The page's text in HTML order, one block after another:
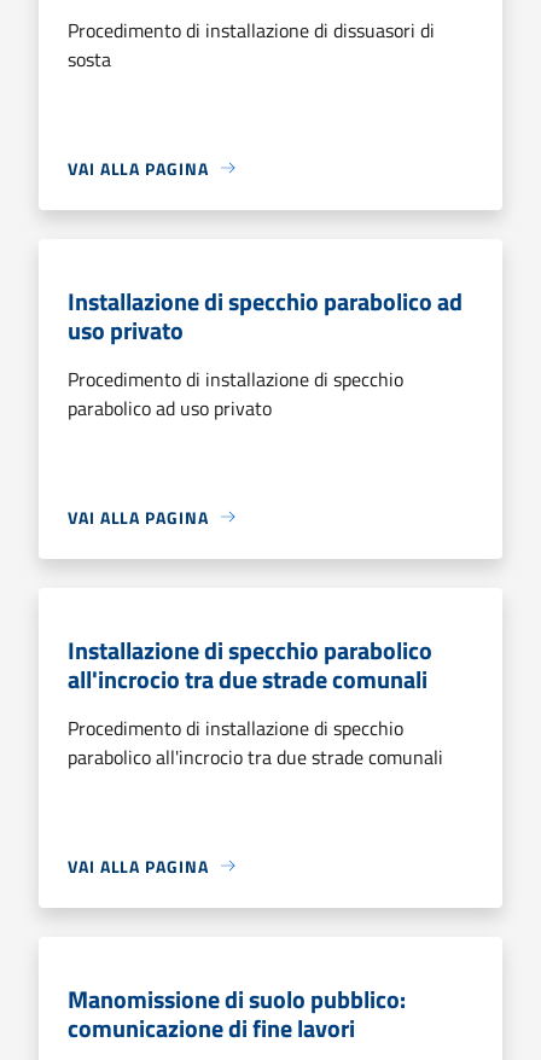
Procedimento di installazione di dissuasori di
sosta
VAI ALLA PAGINA
Installazione di specchio parabolico ad
uso privato
Procedimento di installazione di specchio
parabolico ad uso privato
VAI ALLA PAGINA
Installazione di specchio parabolico
all'incrocio tra due strade comunali
Procedimento di installazione di specchio
parabolico all'incrocio tra due strade comunali
VAI ALLA PAGINA
Manomissione di suolo pubblico:
comunicazione di fine lavori